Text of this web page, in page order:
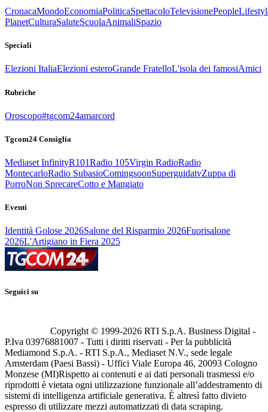
CronacaMondoEconomiaPoliticaSpettacoloTelevisionePeople
PlanetCulturaSaluteScuolaAnimaliSpazio
Speciali
Elezioni ItaliaElezioni esteroGrande FratelloL'isola dei famosiAmici
Rubriche
Oroscopo#tgcom24amarcord
Tgcom24 Consiglia
Mediaset InfinityR101Radio 105Virgin RadioRadio
MontecarloRadio SubasioComingsoonSuperguidatvZuppa di
PorroNon SprecareCotto e Mangiato
Eventi
Identità Golose 2026Salone del Risparmio 2026Fuorisalone
2026L'Artigiano in Fiera 2025
Seguici su
Copyright © 1999-2026 RTI S.p.A. Business Digital -
P.Iva 03976881007 - Tutti i diritti riservati - Per la pubblicità
Mediamond S.p.A. - RTI S.p.A., Mediaset N.V., sede legale
Amsterdam (Paesi Bassi) - Uffici Viale Europa 46, 20093 Cologno
Monzese (MI)Rispetto ai contenuti e ai dati personali trasmessi e/o
riprodotti è vietata ogni utilizzazione funzionale all’addestramento di
sistemi di intelligenza artificiale generativa. È altresì fatto divieto
espresso di utilizzare mezzi automatizzati di data scraping.